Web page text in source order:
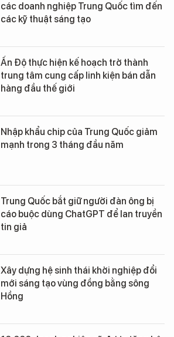
các doanh nghiệp Trung Quốc tìm đến
các kỹ thuật sáng tạo
Ấn Độ thực hiện kế hoạch trở thành
trung tâm cung cấp linh kiện bán dẫn
hàng đầu thế giới
Nhập khẩu chip của Trung Quốc giảm
mạnh trong 3 tháng đầu năm
Trung Quốc bắt giữ người đàn ông bị
cáo buộc dùng ChatGPT để lan truyền
tin giả
Xây dựng hệ sinh thái khởi nghiệp đổi
mới sáng tạo vùng đồng bằng sông
Hồng